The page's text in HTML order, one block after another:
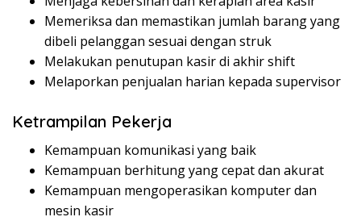
Memeriksa dan memastikan jumlah barang yang
dibeli pelanggan sesuai dengan struk
Melakukan penutupan kasir di akhir shift
Melaporkan penjualan harian kepada supervisor
Ketrampilan Pekerja
Kemampuan komunikasi yang baik
Kemampuan berhitung yang cepat dan akurat
Kemampuan mengoperasikan komputer dan
mesin kasir